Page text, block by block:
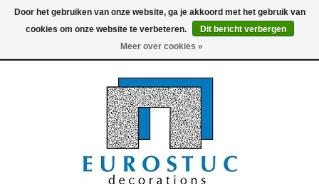
0
Door het gebruiken van onze website, ga je akkoord met het gebruik van
cookies om onze website te verbeteren.
Dit bericht verbergen
Meer over cookies »